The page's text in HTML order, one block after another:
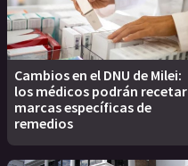
Cambios en el DNU de Milei:
los médicos podrán recetar
marcas específicas de
remedios